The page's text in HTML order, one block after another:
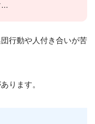
…
行動や人付き合いが苦
ります。